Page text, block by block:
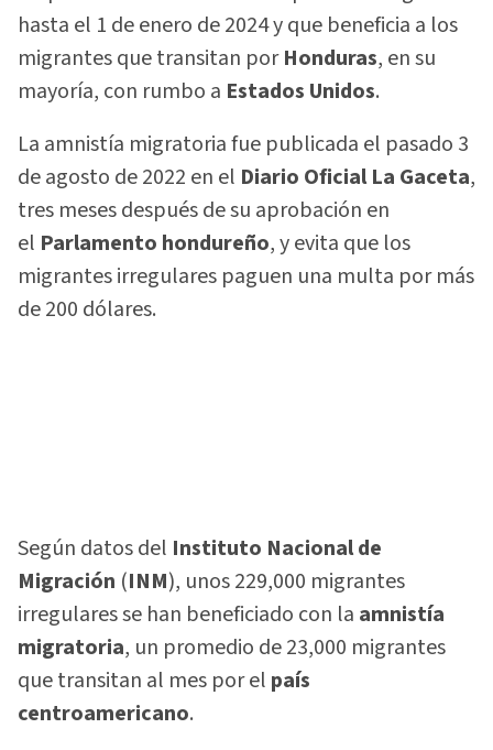
hasta el 1 de enero de 2024 y que beneficia a los
migrantes que transitan porHonduras, en su
mayoría, con rumbo a Estados Unidos.
La amnistía migratoria fue publicada el pasado 3
de agosto de 2022 en el Diario Oficial La Gaceta,
tres meses después de su aprobación en
el Parlamento hondureño, y evita que los
migrantes irregulares paguen una multa por más
de 200 dólares.
Según datos del Instituto Nacional de
Migración (INM), unos 229,000 migrantes
irregulares se han beneficiado con la amnistía
migratoria, un promedio de 23,000 migrantes
que transitan al mes por el país
centroamericano.